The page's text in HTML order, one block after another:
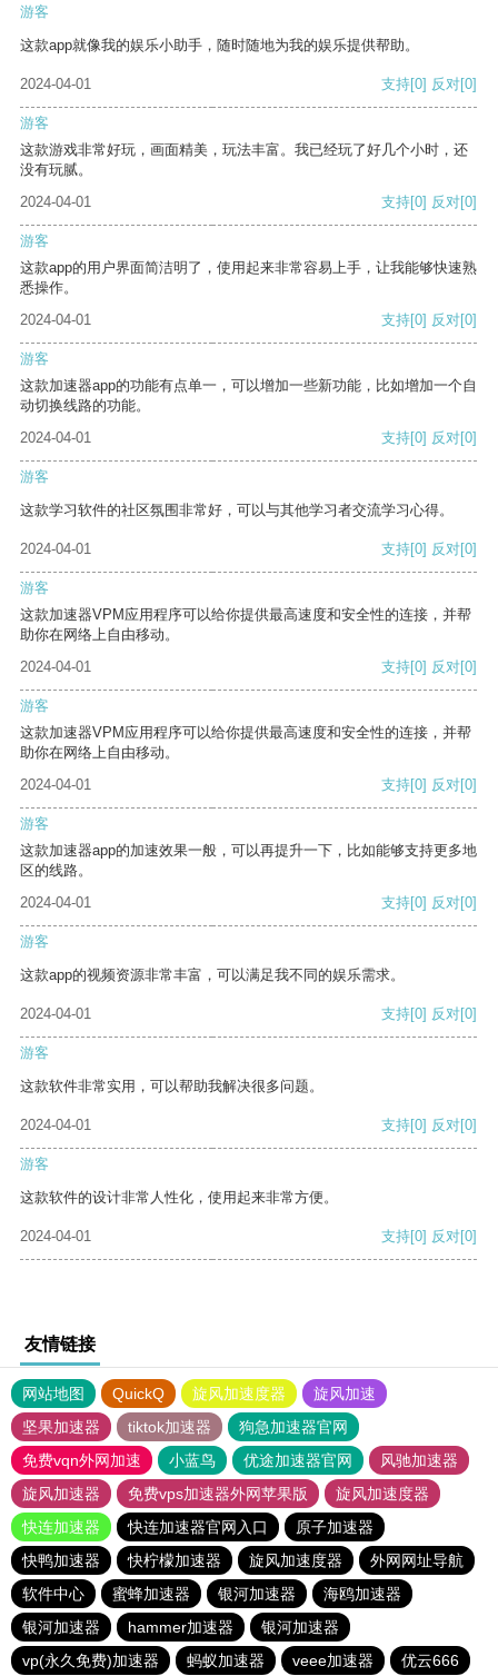
游客
这款app就像我的娱乐小助手，随时随地为我的娱乐提供帮助。
2024-04-01 支持[0] 反对[0]
游客
这款游戏非常好玩，画面精美，玩法丰富。我已经玩了好几个小时，还
没有玩腻。
2024-04-01
支持[0] 反对[0]
游客
这款app的用户界面简洁明了，使用起来非常容易上手，让我能够快速熟
悉操作。
2024-04-01
支持[0] 反对[0]
游客
这款加速器app的功能有点单一，可以增加一些新功能，比如增加一个自
动切换线路的功能。
2024-04-01
支持[0] 反对[0]
游客
这款学习软件的社区氛围非常好，可以与其他学习者交流学习心得。
2024-04-01 支持[0] 反对[0]
游客
这款加速器VPM应用程序可以给你提供最高速度和安全性的连接，并帮
助你在网络上自由移动。
2024-04-01
支持[0] 反对[0]
游客
这款加速器VPM应用程序可以给你提供最高速度和安全性的连接，并帮
助你在网络上自由移动。
2024-04-01
支持[0] 反对[0]
游客
这款加速器app的加速效果一般，可以再提升一下，比如能够支持更多地
区的线路。
2024-04-01
支持[0] 反对[0]
游客
这款app的视频资源非常丰富，可以满足我不同的娱乐需求。
2024-04-01 支持[0] 反对[0]
游客
这款软件非常实用，可以帮助我解决很多问题。
2024-04-01 支持[0] 反对[0]
游客
这款软件的设计非常人性化，使用起来非常方便。
2024-04-01 支持[0] 反对[0]
友情链接
网站地图 QuickQ 旋风加速度器
旋风加速
坚果加速器
tiktok加速器
狗急加速器官网
免费vqn外网加速
小蓝鸟 优途加速器官网
风驰加速器
旋风加速器
免费vps加速器外网苹果版
旋风加速度器
快连加速器
快连加速器官网入口
原子加速器
快鸭加速器
快柠檬加速器 旋风加速度器
外网网址导航
软件中心
蜜蜂加速器 银河加速器
海鸥加速器
银河加速器
hammer加速器
银河加速器
vp(永久免费)加速器
蚂蚁加速器 veee加速器 优云666